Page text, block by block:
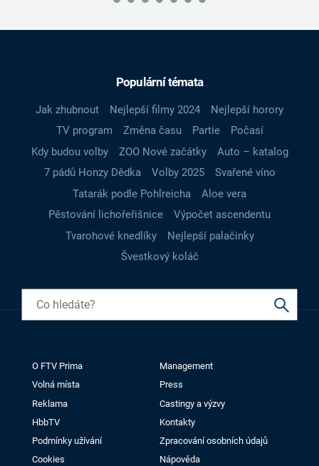
Populární témata
Jak zhubnout Nejlepší filmy 2024
Nejlepší horory
TV program
Změna času Partie
Počasí
Kdy budou volby
ZOO Nové začátky
Auto – katalog
7 pádů Honzy Dědka
Volby 2025
Svařené víno
Tatarák podle Pohlreicha
Aloe vera
Pěstování lichořeřišnice
Výpočet ascendentu
Tvarohové knedlíky
Nejlepší palačinky
Švestkový koláč
O FTV Prima
Management
Volná místa
Press
Reklama
Castingy a výzvy
HbbTV
Kontakty
Podmínky užívání
Zpracování osobních údajů
Cookies
Nápověda